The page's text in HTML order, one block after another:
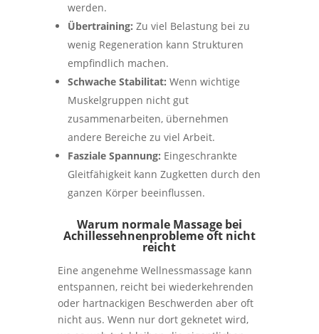
werden.
Übertraining: Zu viel Belastung bei zu
wenig Regeneration kann Strukturen
empfindlich machen.
Schwache Stabilitat: Wenn wichtige
Muskelgruppen nicht gut
zusammenarbeiten, übernehmen
andere Bereiche zu viel Arbeit.
Fasziale Spannung: Eingeschrankte
Gleitfähigkeit kann Zugketten durch den
ganzen Körper beeinflussen.
Warum normale Massage bei
Achillessehnenprobleme oft nicht
reicht
Eine angenehme Wellnessmassage kann
entspannen, reicht bei wiederkehrenden
oder hartnackigen Beschwerden aber oft
nicht aus. Wenn nur dort geknetet wird,